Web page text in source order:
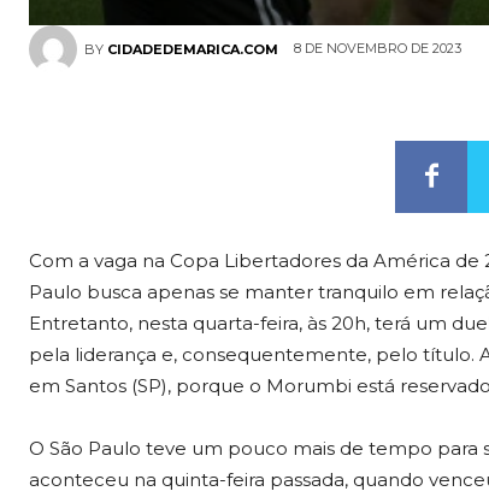
BY CIDADEDEMARICA.COM 8 DE NOVEMBRO DE 2023
Com a vaga na Copa Libertadores da América
Paulo busca apenas se manter tranquilo em
Entretanto, nesta quarta-feira, às 20h, terá um
pela liderança e, consequentemente, pelo título.
em Santos (SP), porque o Morumbi está
O São Paulo teve um pouco mais de tempo
aconteceu na quinta-feira passada, quando